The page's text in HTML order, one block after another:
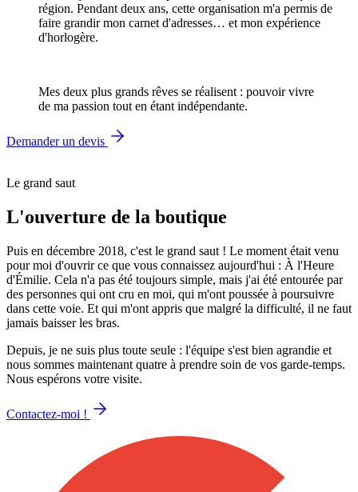
région. Pendant deux ans, cette organisation m'a permis de
faire grandir mon carnet d'adresses… et mon expérience
d'horlogère.
Mes deux plus grands rêves se réalisent : pouvoir vivre
de ma passion tout en étant indépendante.
Demander un devis
Le grand saut
L'ouverture de la boutique
Puis en décembre 2018, c'est le grand saut ! Le moment était venu
pour moi d'ouvrir ce que vous connaissez aujourd'hui : À l'Heure
d'Émilie. Cela n'a pas été toujours simple, mais j'ai été entourée par
des personnes qui ont cru en moi, qui m'ont poussée à poursuivre
dans cette voie. Et qui m'ont appris que malgré la difficulté, il ne faut
jamais baisser les bras.
Depuis, je ne suis plus toute seule : l'équipe s'est bien agrandie et
nous sommes maintenant quatre à prendre soin de vos garde-temps.
Nous espérons votre visite.
Contactez-moi !